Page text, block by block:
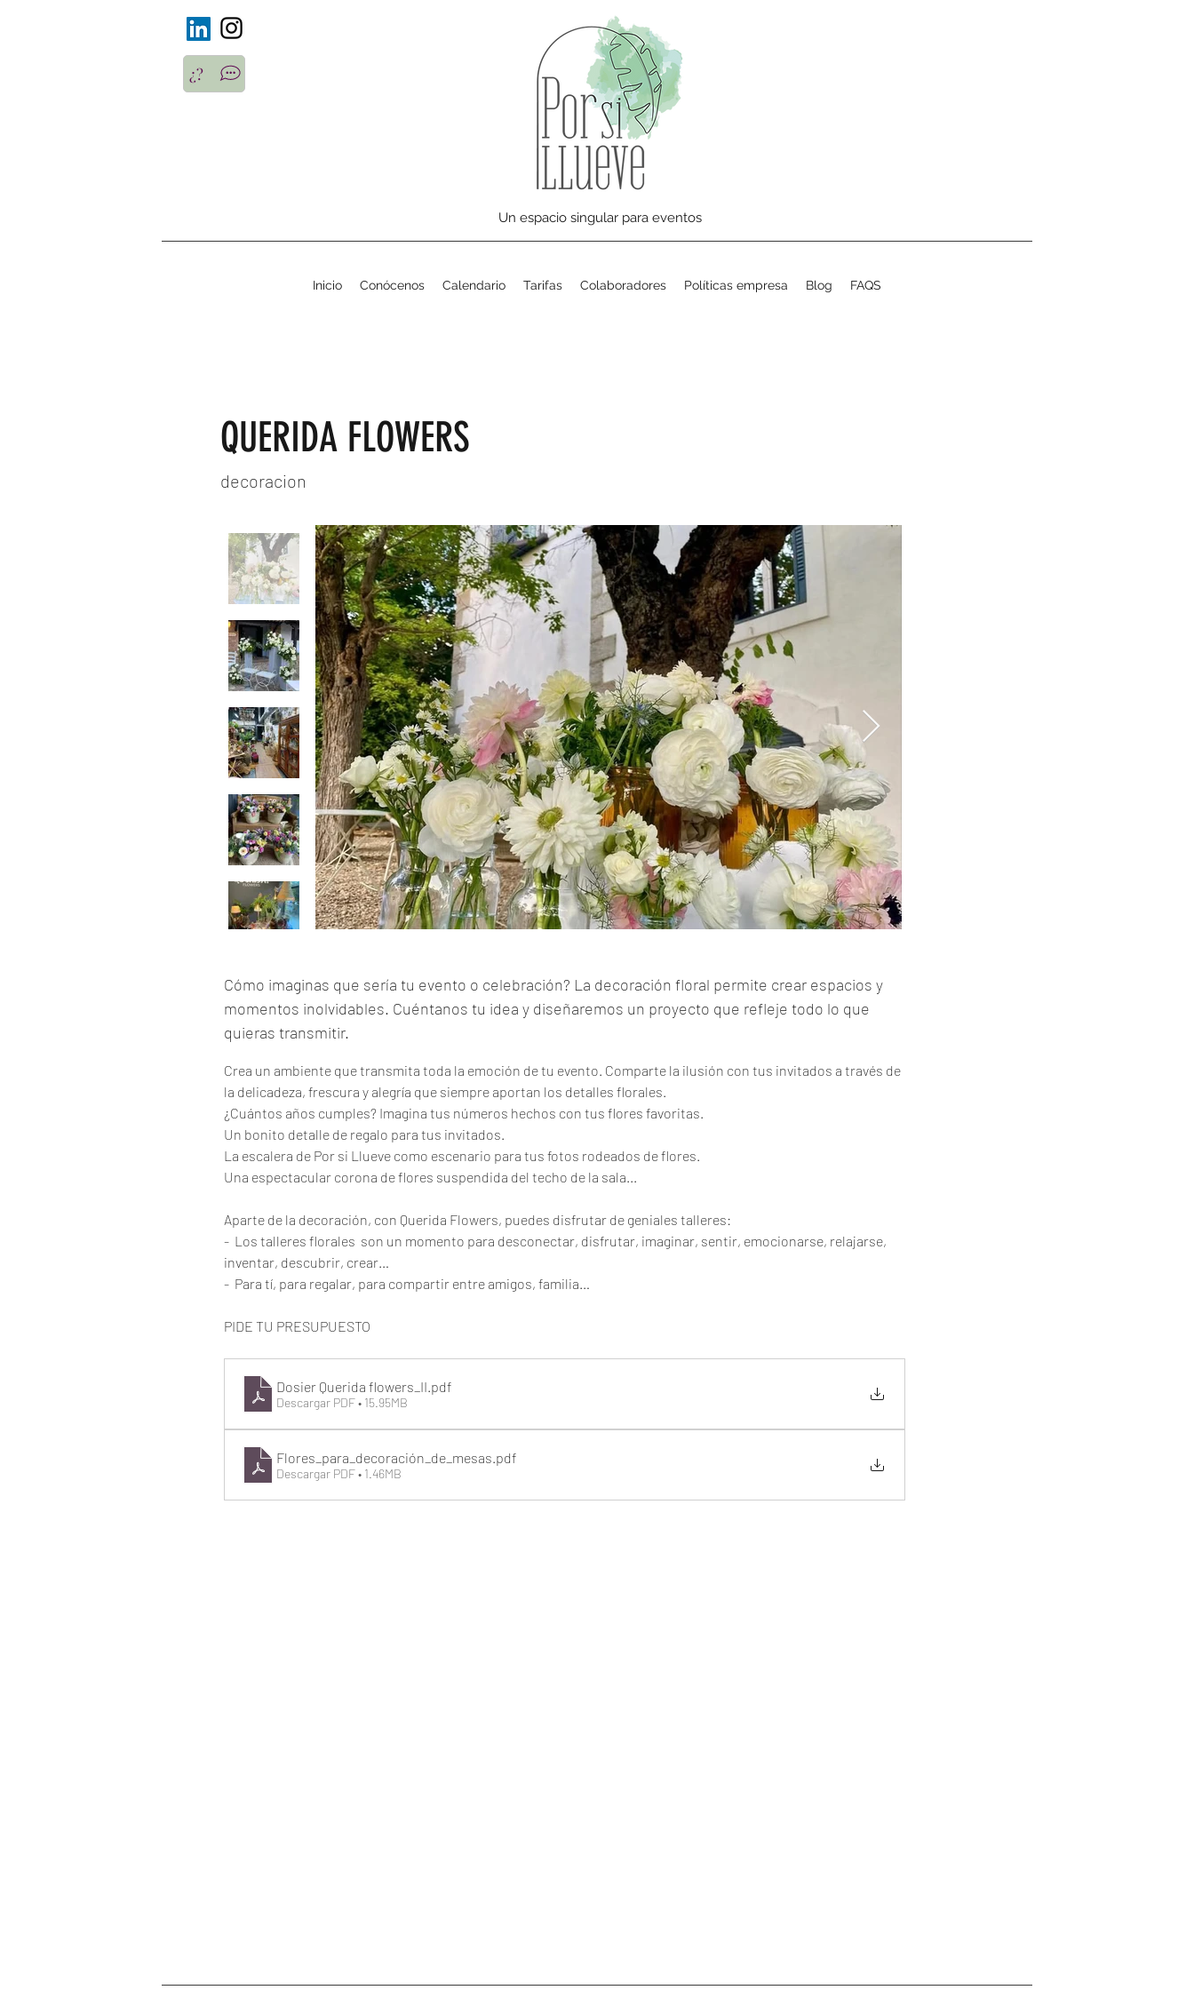
¿?
Un espacio singular para eventos
Inicio Conócenos Calendario Tarifas Colaboradores Políticas empresa Blog FAQS
QUERIDA FLOWERS
decoracion
Cómo imaginas que sería tu evento o celebración? La decoración floral permite crear espacios y
momentos inolvidables. Cuéntanos tu idea y diseñaremos un proyecto que refleje todo lo que
quieras transmitir.
Crea un ambiente que transmita toda la emoción de tu evento. Comparte la ilusión con tus invitados a través de
la delicadeza, frescura y alegría que siempre aportan los detalles florales.
¿Cuántos años cumples? Imagina tus números hechos con tus flores favoritas.
Un bonito detalle de regalo para tus invitados.
La escalera de Por si Llueve como escenario para tus fotos rodeados de flores.
Una espectacular corona de flores suspendida del techo de la sala...
Aparte de la decoración, con Querida Flowers, puedes disfrutar de geniales talleres:
-  Los talleres florales  son un momento para desconectar, disfrutar, imaginar, sentir, emocionarse, relajarse,
inventar, descubrir, crear…
-  Para tí, para regalar, para compartir entre amigos, familia…
PIDE TU PRESUPUESTO
Dosier Querida flowers_II .pdf
Descargar PDF • 15.95MB
Flores_para_decoración_de_mesas .pdf
Descargar PDF • 1.46MB